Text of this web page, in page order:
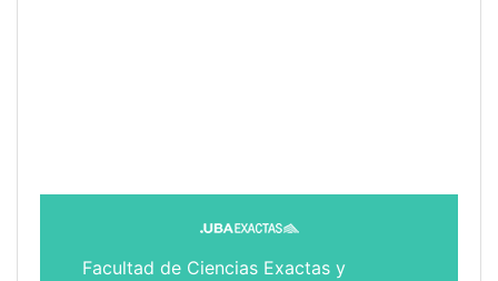
Facultad de Ciencias Exactas y